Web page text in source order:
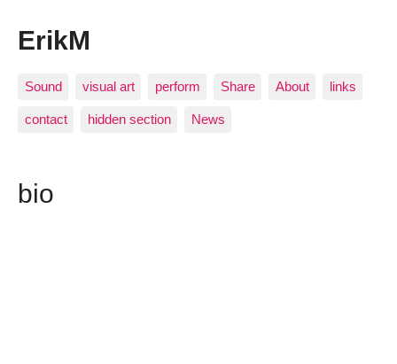
ErikM
Sound visual art perform Share About links
contact hidden section News
bio